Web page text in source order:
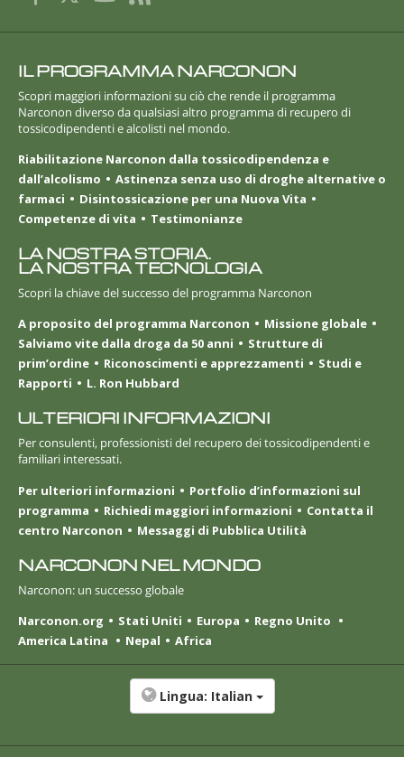
IL PROGRAMMA NARCONON
Scopri maggiori informazioni su ciò che rende il programma
Narconon diverso da qualsiasi altro programma di recupero di
tossicodipendenti e alcolisti nel mondo.
Riabilitazione Narconon dalla tossicodipendenza e
dall’alcolismo
Astinenza senza uso di droghe alternative o
farmaci
Disintossicazione per una Nuova Vita
Competenze di vita
Testimonianze
LA NOSTRA STORIA.
LA NOSTRA TECNOLOGIA
Scopri la chiave del successo del programma Narconon
A proposito del programma Narconon
Missione globale
Salviamo vite dalla droga da 50 anni
Strutture di
prim’ordine
Riconoscimenti e apprezzamenti
Studi e
Rapporti
L. Ron Hubbard
ULTERIORI INFORMAZIONI
Per consulenti, professionisti del recupero dei tossicodipendenti e
familiari interessati.
Per ulteriori informazioni
Portfolio d’informazioni sul
programma
Richiedi maggiori informazioni
Contatta il
centro Narconon
Messaggi di Pubblica Utilità
NARCONON NEL MONDO
Narconon: un successo globale
Narconon.org
Stati Uniti Europa
Regno Unito
America Latina
Nepal Africa
Lingua: Italian